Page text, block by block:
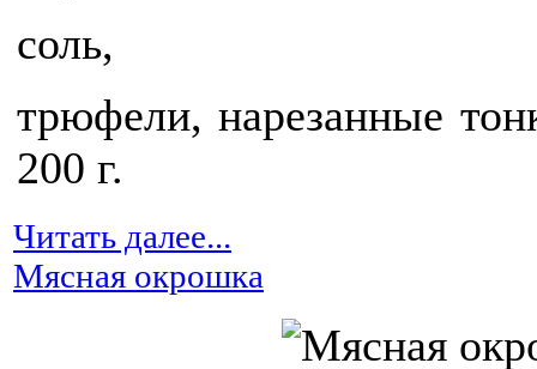
соль,
трюфели, нарезанные
200 г.
Читать далее...
Мясная окрошка